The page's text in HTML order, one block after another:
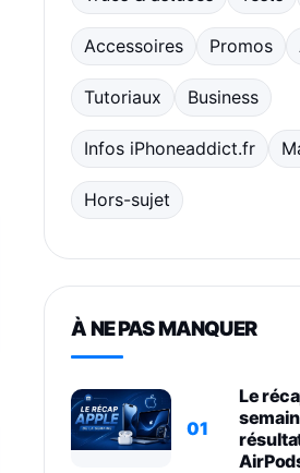
Accessoires Promos
Tutoriaux Business
Infos iPhoneaddict.fr
Hors-sujet
À NE PAS MANQUER
01
Le